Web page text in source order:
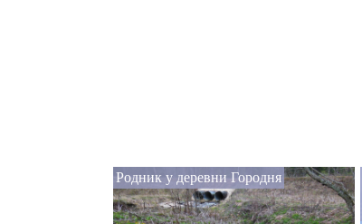
Родник у деревни Городня